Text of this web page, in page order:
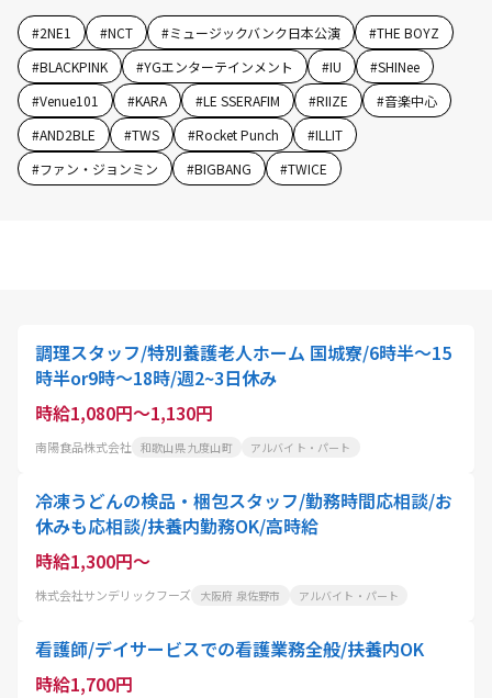
#2NE1 #NCT #ミュージックバンク日本公演 #THE BOYZ
#BLACKPINK #YGエンターテインメント #IU #SHINee
#Venue101 #KARA #LE SSERAFIM #RIIZE #音楽中心
#AND2BLE #TWS #Rocket Punch #ILLIT
#ファン・ジョンミン #BIGBANG #TWICE
調理スタッフ/特別養護老人ホーム 国城寮/6時半～15
時半or9時～18時/週2~3日休み
時給1,080円～1,130円
南陽食品株式会社 和歌山県 九度山町 アルバイト・パート
冷凍うどんの検品・梱包スタッフ/勤務時間応相談/お
休みも応相談/扶養内勤務OK/高時給
時給1,300円～
株式会社サンデリックフーズ 大阪府 泉佐野市 アルバイト・パート
看護師/デイサービスでの看護業務全般/扶養内OK
時給1,700円